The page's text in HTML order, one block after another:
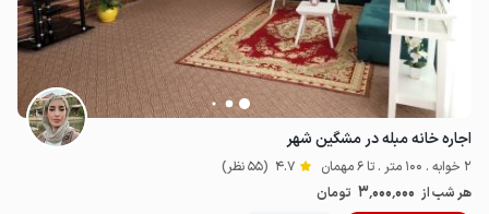
اجاره خانه مبله در مشگین شهر
2 خوابه . 100 متر . تا 6 مهمان 4.7 (55 نظر)
هر شب از 3٬000٬000 تومان